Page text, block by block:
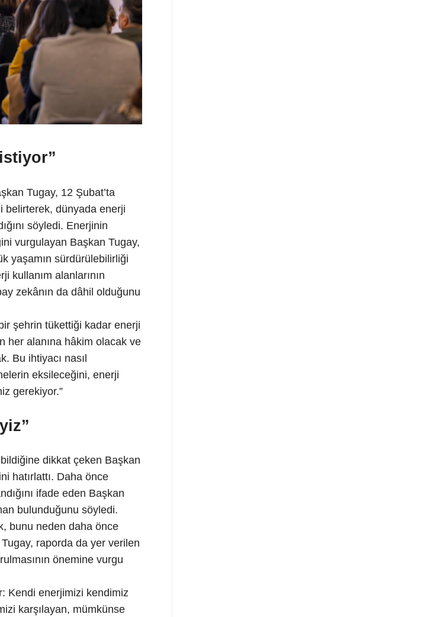
Tugay, 12 Şubat’ta
belirterek, dünyada enerji
söyledi. Enerjinin
vurgulayan Başkan Tugay,
yaşamın sürdürülebilirliği
kullanım alanlarının
zekânın da dâhil olduğunu
şehrin tükettiği kadar enerji
her alanına hâkim olacak ve
Bu ihtiyacı nasıl
eksileceğini, enerji
gerekiyor.”
dikkat çeken Başkan
hatırlattı. Daha önce
ifade eden Başkan
bulunduğunu söyledi.
bunu neden daha önce
raporda da yer verilen
önemine vurgu
Kendi enerjimizi kendimiz
karşılayan, mümkünse